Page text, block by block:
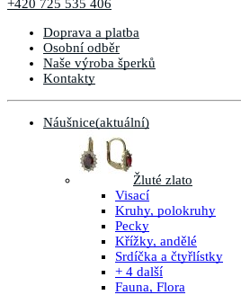
+420 725 535 406
Doprava a platba
Osobní odběr
Naše výroba šperků
Kontakty
Náušnice(aktuální)
Žluté zlato
Visací
Kruhy, polokruhy
Pecky
Křížky, andělé
Srdíčka a čtyřlístky
+ 4 další
Fauna, Flora